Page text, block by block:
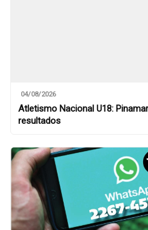
04/08/2026
Atletismo Nacional U18:
resultados